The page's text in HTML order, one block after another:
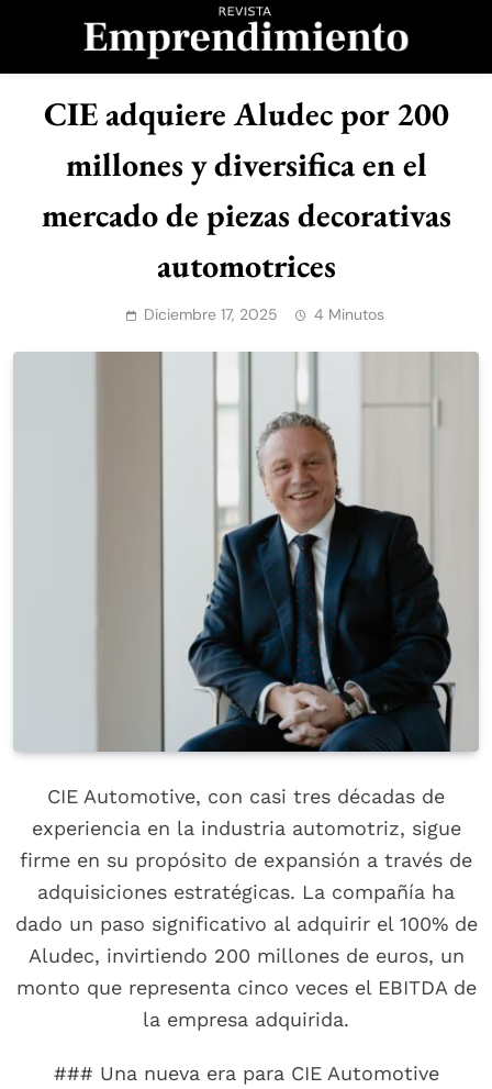
Revista
Emprendimiento
CIE adquiere Aludec por 200
millones y diversifica en el
mercado de piezas decorativas
automotrices
Diciembre 17, 2025 4 Minutos
CIE Automotive, con casi tres décadas de
experiencia en la industria automotriz, sigue
firme en su propósito de expansión a través de
adquisiciones estratégicas. La compañía ha
dado un paso significativo al adquirir el 100% de
Aludec, invirtiendo 200 millones de euros, un
monto que representa cinco veces el EBITDA de
la empresa adquirida.
### Una nueva era para CIE Automotive